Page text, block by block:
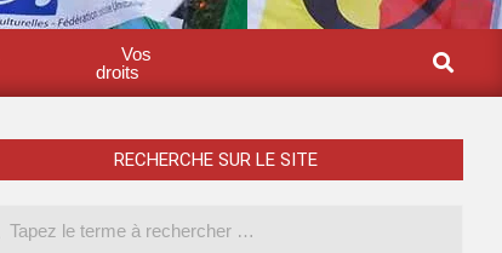
Vos
droits
RECHERCHE SUR LE SITE